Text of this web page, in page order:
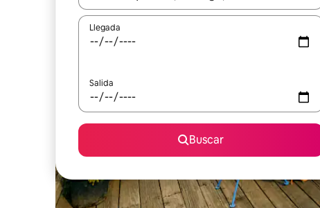
Llegada
Salida
Buscar